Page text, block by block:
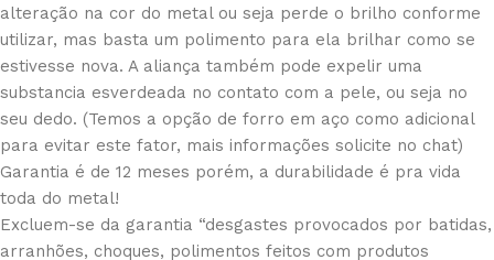
alteração na cor do metal ou seja perde o brilho conforme
utilizar, mas basta um polimento para ela brilhar como se
estivesse nova. A aliança também pode expelir uma
substancia esverdeada no contato com a pele, ou seja no
seu dedo. (Temos a opção de forro em aço como adicional
para evitar este fator, mais informações solicite no chat)
Garantia é de 12 meses porém, a durabilidade é pra vida
toda do metal!
Excluem-se da garantia “desgastes provocados por batidas,
arranhões, choques, polimentos feitos com produtos